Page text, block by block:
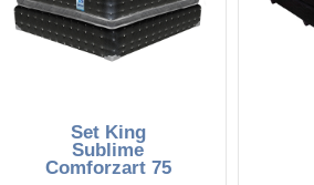
Set King
Sublime
Comforzart 75